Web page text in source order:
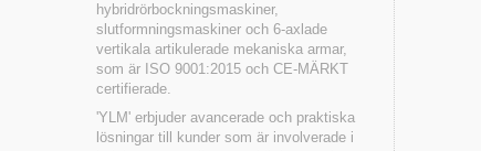
hybridrörbockningsmaskiner,
slutformningsmaskiner och 6-axlade
vertikala artikulerade mekaniska armar,
som är ISO 9001:2015 och CE-MÄRKT
certifierade.
'YLM' erbjuder avancerade och praktiska
lösningar till kunder som är involverade i